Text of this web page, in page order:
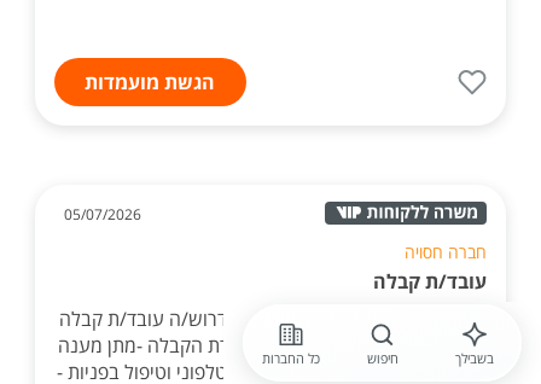
הגשת מועמדות
05/07/2026
חברה חסויה
עובד/ת קבלה
לדיור מוגן בירושלים (שכונת גילה) דרוש/ה עובד/ת קבלה
למשמרות התפקיד כולל: -איוש עמדת הקבלה -מתן מענה
לדיירים ולבני משפחותיהם -מענה טלפוני וטיפול בפניות -
בשבילך חיפוש כל החברות